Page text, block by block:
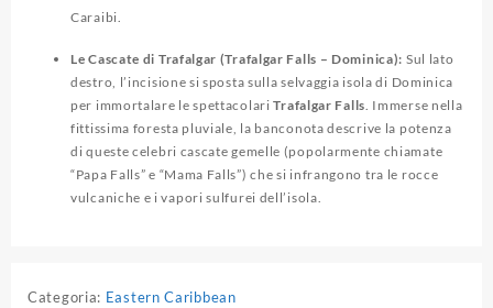
Caraibi.
Le Cascate di Trafalgar (Trafalgar Falls – Dominica): Sul lato
destro, l’incisione si sposta sulla selvaggia isola di Dominica
per immortalare le spettacolariTrafalgar Falls Immerse nella
fittissima foresta pluviale, la banconota descrive la potenza
di queste celebri cascate gemelle (popolarmente chiamate
“Papa Falls” e “Mama Falls”) che si infrangono tra le rocce
vulcaniche e i vapori sulfurei dell’isola.
Categoria: Eastern Caribbean